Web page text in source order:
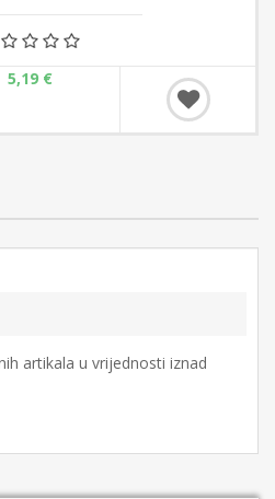
5,19 €
artikala u vrijednosti iznad